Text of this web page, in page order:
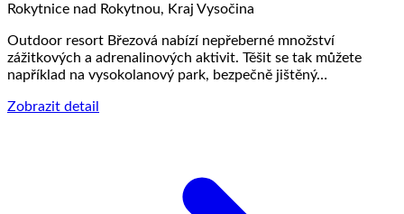
Rokytnice nad Rokytnou, Kraj Vysočina
Outdoor resort Březová nabízí nepřeberné množství
zážitkových a adrenalinových aktivit. Těšit se tak můžete
například na vysokolanový park, bezpečně jištěný…
Zobrazit detail